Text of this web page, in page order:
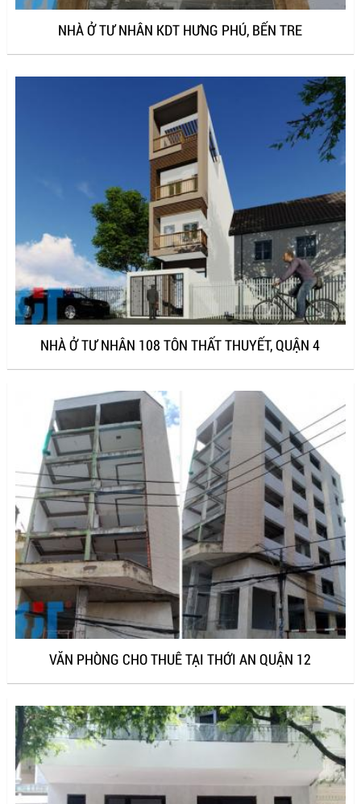
NHÀ Ở TƯ NHÂN KDT HƯNG PHÚ, BẾN TRE
NHÀ Ở TƯ NHÂN 108 TÔN THẤT THUYẾT, QUẬN 4
VĂN PHÒNG CHO THUÊ TẠI THỚI AN QUẬN 12